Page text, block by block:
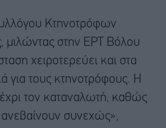
Κτηνοτρόφων
μιλώντας στην ΕΡΤ Βόλου
χειροτερεύει και στα
για τους κτηνοτρόφους. Η
τον καταναλωτή, καθώς
ανεβαίνουν συνεχώς»,